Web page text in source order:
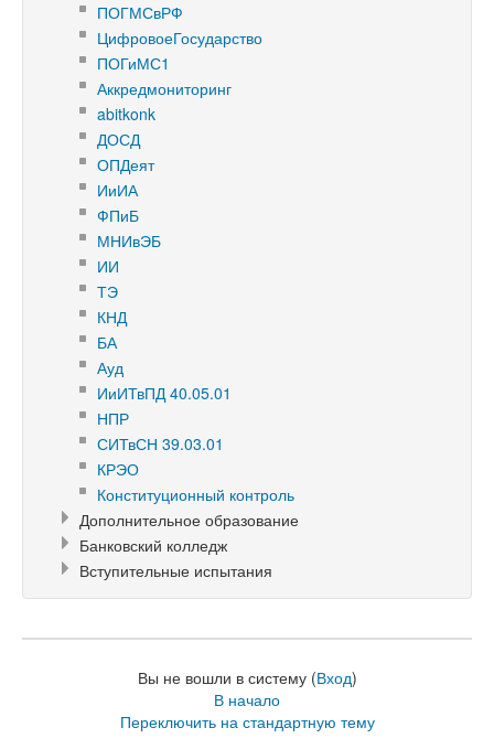
ПОГМСвРФ
ЦифровоеГосударство
ПОГиМС1
Аккредмониторинг
abitkonk
ДОСД
ОПДеят
ИиИА
ФПиБ
МНИвЭБ
ИИ
ТЭ
КНД
БА
Ауд
ИиИТвПД 40.05.01
НПР
СИТвСН 39.03.01
КРЭО
Конституционный контроль
Дополнительное образование
Банковский колледж
Вступительные испытания
Вы не вошли в систему (Вход)
В начало
Переключить на стандартную тему